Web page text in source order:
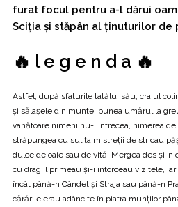
furat focul pentru a-l dărui
Sciţia şi stăpân al ţinuturilor de
🔥 l e g e n d a 🔥
Astfel, după sfaturile tatălui său, craiul
și sălașele din munte, punea umărul la
vânătoare nimeni nu-l întrecea, nimerea de
străpungea cu sulița mistreții de stricau
dulce de oaie sau de vită. Mergea des și-n
cu drag îl primeau și-i întorceau vizitele, iar
încât până-n Cândet și Straja sau până-n
cărările erau adâncite în piatra munților